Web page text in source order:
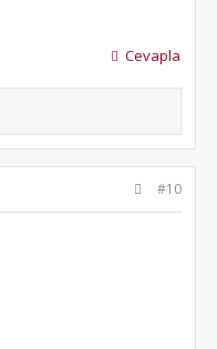
Cevapla
#10